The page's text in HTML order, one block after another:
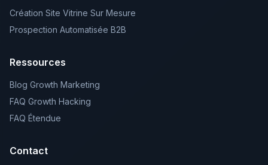
Création Site Vitrine Sur Mesure
Prospection Automatisée B2B
Ressources
Blog Growth Marketing
FAQ Growth Hacking
FAQ Étendue
Contact